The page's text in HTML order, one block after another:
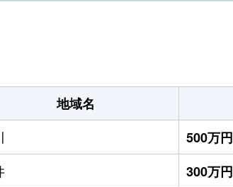
地域名
500万円
300万円